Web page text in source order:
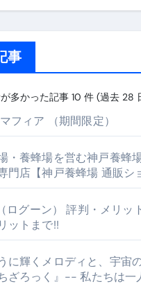
事
多かった記事 10 件 (過去 28
フィア （期間限定）
・養蜂場を営む神戸養蜂
門店【神戸養蜂場 通販シ
ログーン） 評判・メリッ
ットまで!!
に輝くメロディと、宇宙
ざろっく』-- 私たちは